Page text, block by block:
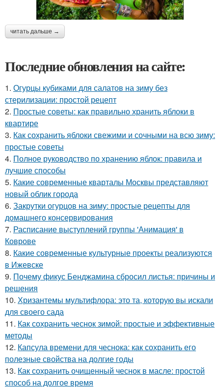
читать дальше →
Последние обновления на сайте:
1. Огурцы кубиками для салатов на зиму без
стерилизации: простой рецепт
2. Простые советы: как правильно хранить яблоки в
квартире
3. Как сохранить яблоки свежими и сочными на всю зиму:
простые советы
4. Полное руководство по хранению яблок: правила и
лучшие способы
5. Какие современные кварталы Москвы представляют
новый облик города
6. Закрутки огурцов на зиму: простые рецепты для
домашнего консервирования
7. Расписание выступлений группы 'Анимация' в
Коврове
8. Какие современные культурные проекты реализуются
в Ижевске
9. Почему фикус Бенджамина сбросил листья: причины и
решения
10. Хризантемы мультифлора: это та, которую вы искали
для своего сада
11. Как сохранить чеснок зимой: простые и эффективные
методы
12. Капсула времени для чеснока: как сохранить его
полезные свойства на долгие годы
13. Как сохранить очищенный чеснок в масле: простой
способ на долгое время